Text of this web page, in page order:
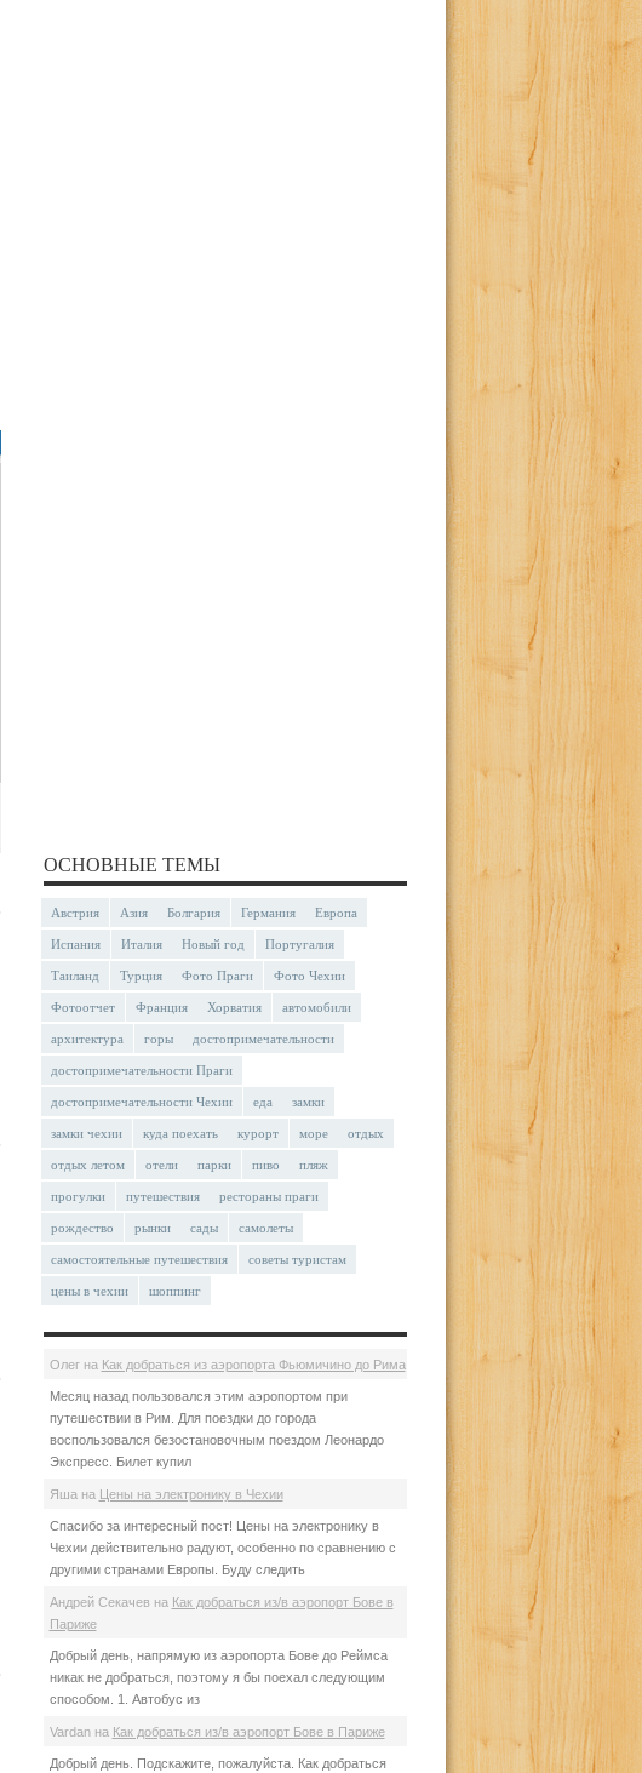
ОСНОВНЫЕ ТЕМЫ
Австрия Азия Болгария Германия Европа
Испания Италия Новый год Португалия
Таиланд Турция Фото Праги Фото Чехии
Фотоотчет Франция Хорватия автомобили
архитектура горы достопримечательности
достопримечательности Праги
достопримечательности Чехии еда замки
замки чехии куда поехать курорт море отдых
отдых летом отели парки пиво пляж
прогулки путешествия рестораны праги
рождество рынки сады самолеты
самостоятельные путешествия советы туристам
цены в чехии шоппинг
Олегна Как добраться из аэропорта Фьюмичино до Рима
Месяц назад пользовался этим аэропортом при
путешествии в Рим. Для поездки до города
воспользовался безостановочным поездом Леонардо
Экспресс. Билет купил
Яша на Цены на электронику в Чехии
Спасибо за интересный пост! Цены на электронику в
Чехии действительно радуют, особенно по сравнению с
другими странами Европы. Буду следить
Андрей Секачев на Как добраться из/в аэропорт Бове в
Париже
Добрый день, напрямую из аэропорта Бове до Реймса
никак не добраться, поэтому я бы поехал следующим
способом. 1. Автобус из
Vardanна Как добраться из/в аэропорт Бове в Париже
Добрый день. Подскажите, пожалуйста. Как добраться